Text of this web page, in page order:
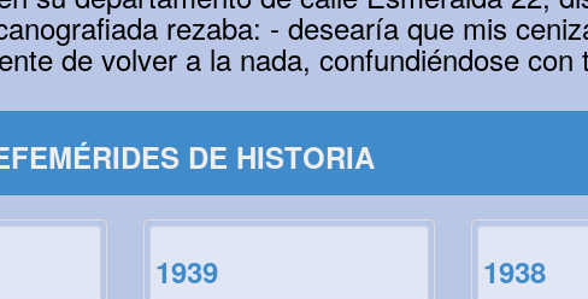
rezaba: - desearía que mis
de volver a la nada, confundiéndose
DE HISTORIA
1939 1938